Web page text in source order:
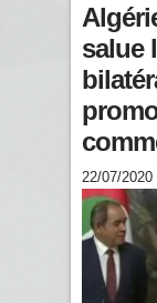
salue
22/07/2020